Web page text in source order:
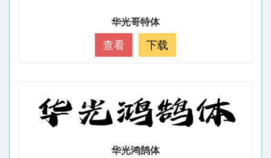
华光哥特体
查看 下载
华光鸿鹄体